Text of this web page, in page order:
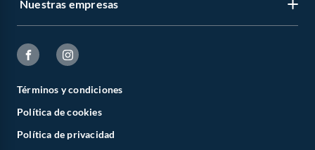
Nuestras empresas
Términos y condiciones
Política de cookies
Política de privacidad